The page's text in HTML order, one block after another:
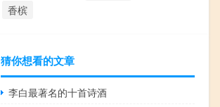
香槟
猜你想看的文章
李白最著名的十首诗酒